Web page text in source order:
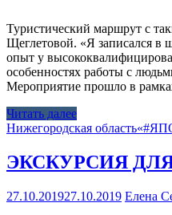
Туристический маршрут с
Щеглетовой. «Я записался в
опыт у
особенностях работы с
Мероприятие прошло в
Читать далее
Нижегородская область
ЭКСКУРСИЯ
27.10.201927.10.2019 Елена